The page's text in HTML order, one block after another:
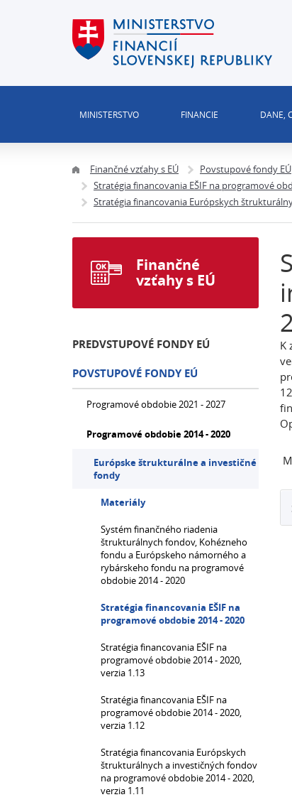
MINISTERSTVO FINANCIE DANE,
Finančné vzťahy s EÚ Povstupové fondy EÚ
Stratégia financovania EŠIF na programové
Stratégia financovania Európskych
K
Finančné
vzťahy s EÚ
PREDVSTUPOVÉ FONDY EÚ
POVSTUPOVÉ FONDY EÚ
Programové obdobie 2021 - 2027
Programové obdobie 2014 - 2020
Európske štrukturálne a investičné
fondy
Materiály
Systém finančného riadenia
štrukturálnych fondov, Kohézneho
fondu a Európskeho námorného a
rybárskeho fondu na programové
obdobie 2014 - 2020
Stratégia financovania EŠIF na
programové obdobie 2014 - 2020
Stratégia financovania EŠIF na
programové obdobie 2014 - 2020,
verzia 1.13
Stratégia financovania EŠIF na
programové obdobie 2014 - 2020,
verzia 1.12
Stratégia financovania Európskych
štrukturálnych a investičných fondov
na programové obdobie 2014 - 2020,
verzia 1.11